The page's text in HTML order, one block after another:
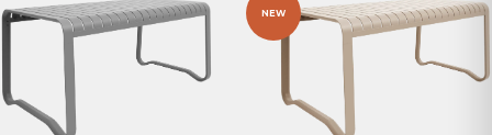
NEW